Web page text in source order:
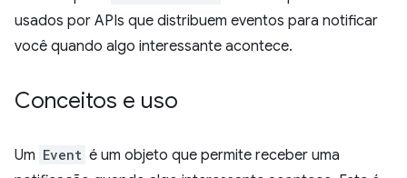
usados por APIs que distribuem eventos para notificar
você quando algo interessante acontece.
Conceitos e uso
Um Event é um objeto que permite receber uma